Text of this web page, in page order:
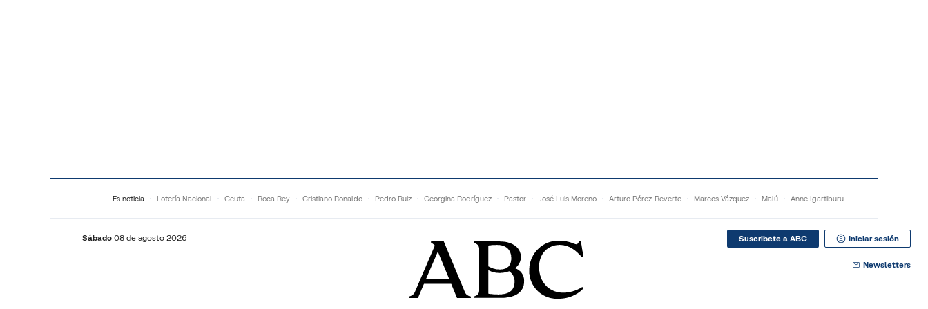
Es noticia Lotería Nacional Ceuta Roca Rey Cristiano Ronaldo Pedro Ruiz Georgina Rodríguez Pastor José Luis Moreno Arturo Pérez-Reverte Marcos Vázquez Malú Anne Igartiburu
Sábado 08 de agosto 2026 Suscribete a ABC Iniciar sesión
Newsletters